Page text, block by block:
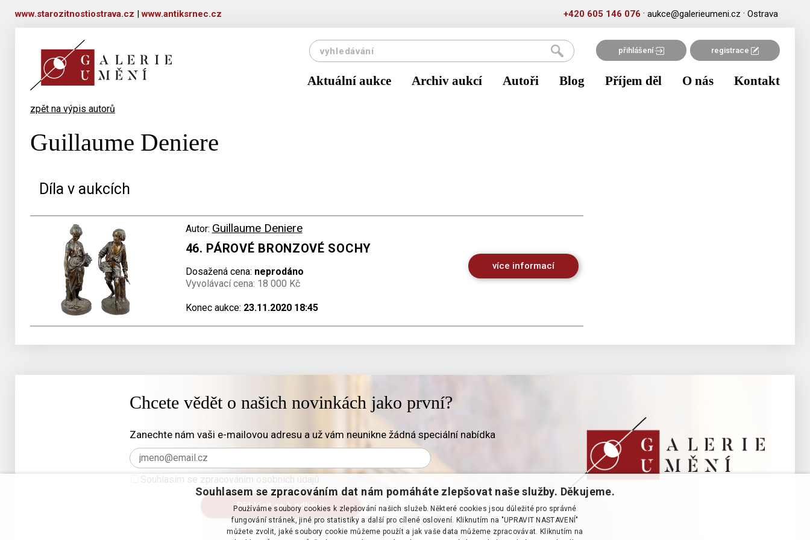
www.starozitnostiostrava.cz |www.antiksrnec.cz +420 605 146 076 · aukce@galerieumeni.cz · Ostrava
přihlášení registrace
Aktuální aukce Archiv aukcí Autoři Blog Příjem děl O nás Kontakt
zpět na výpis autorů
Guillaume Deniere
Díla v aukcích
Autor: Guillaume Deniere
46. PÁROVÉ BRONZOVÉ SOCHY
Dosažená cena: neprodáno
Vyvolávací cena: 18 000 Kč
Konec aukce: 23.11.2020 18:45
více informací
Chcete vědět o našich novinkách jako první?
Zanechte nám vaši e-mailovou adresu a už vám neunikne žádná speciální nabídka
Souhlasím se zpracováním osobních údajů
Souhlasem se zpracováním dat nám pomáháte zlepšovat naše služby. Děkujeme.
Používáme soubory cookies k zlepšování našich služeb. Některé cookies jsou důležité pro správné
fungování stránek, jiné pro statistiky a další pro cílené oslovení. Kliknutím na "UPRAVIT NASTAVENÍ"
můžete zvolit, jaké soubory cookie můžeme použít a jak vaše data můžeme zpracovávat. Kliknutím na